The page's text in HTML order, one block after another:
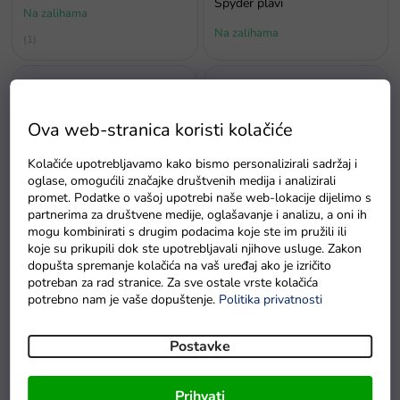
Ova web-stranica koristi kolačiće
Kolačiće upotrebljavamo kako bismo personalizirali sadržaj i
oglase, omogućili značajke društvenih medija i analizirali
promet. Podatke o vašoj upotrebi naše web-lokacije dijelimo s
partnerima za društvene medije, oglašavanje i analizu, a oni ih
mogu kombinirati s drugim podacima koje ste im pružili ili
koje su prikupili dok ste upotrebljavali njihove usluge. Zakon
dopušta spremanje kolačića na vaš uređaj ako je izričito
potreban za rad stranice. Za sve ostale vrste kolačića
potrebno nam je vaše dopuštenje. Politika privatnosti
Postavke
Prihvati
Prosječna
od
zvjezdica.
Na zalihama
Na zalihama
Auto na akumulator Audi R8
Spyder rozi
Prosječna
proizvoda
je
5,0
Na zalihama
Bestseller
Auto na akumulator Buggy
UTV 24V 4x200W zlatno
Prosječna
proizvoda
je
5,0
od
Na zalihama